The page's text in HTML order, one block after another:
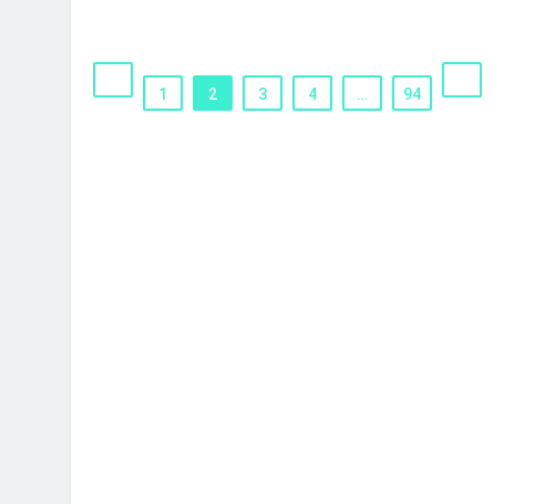
1 2 3 4 … 94